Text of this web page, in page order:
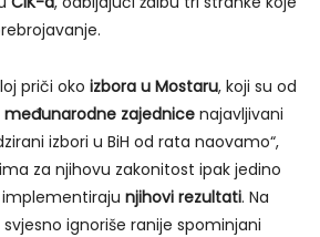
priči oko izbora u Mostaru, koji su od
međunarodne zajednice najavljivani
izbori u BiH od rata naovamo“,
za njihovu zakonitost ipak jedino
njihovi rezultati. Na
ignoriše ranije spominjani